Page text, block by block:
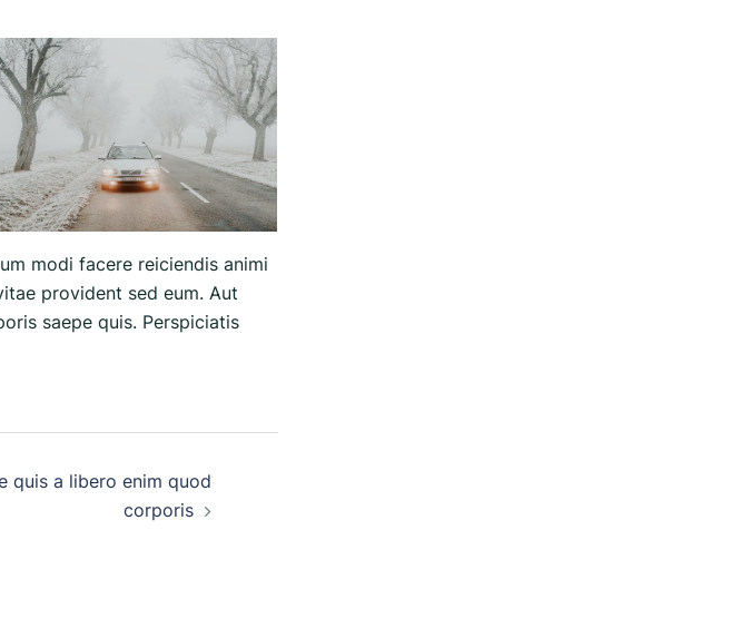
modi facere reiciendis animi
provident sed eum. Aut
saepe quis. Perspiciatis
quis a libero enim quod
corporis